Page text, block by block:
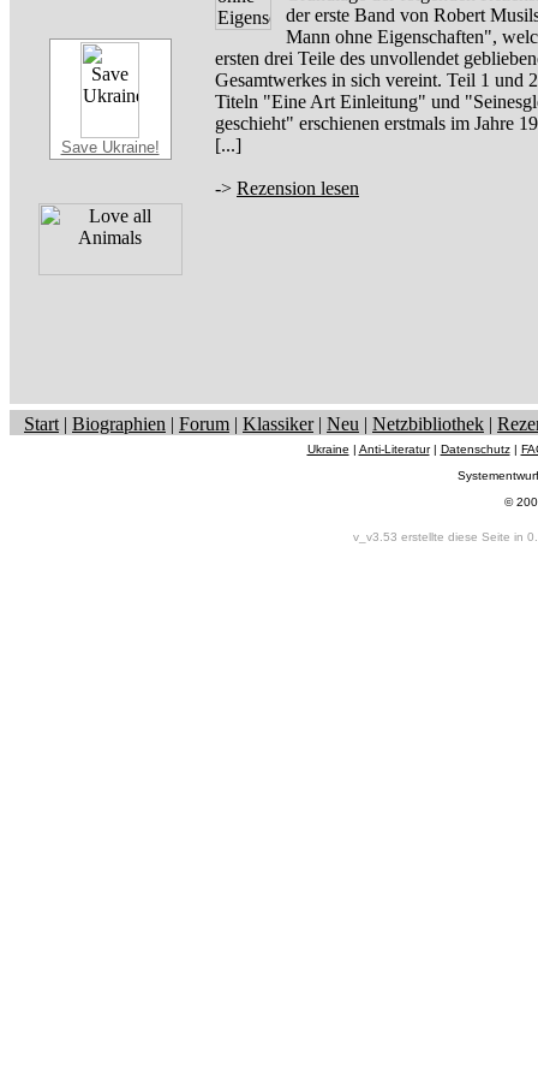
Save Ukraine!
der erste Band von Robert
Mann ohne Eigenschaften",
ersten drei Teile des unvollendet
Gesamtwerkes in sich vereint. Teil 1 und
Titeln "Eine Art Einleitung" und
geschieht" erschienen erstmals im Jahre
[...]
-> Rezension lesen
Start | Biographien | Forum | Klassiker| Neu | Netzbibliothek |
Ukraine | Anti-Literatur| Datenschutz|
©
v_v3.53 erstellte diese Seite in